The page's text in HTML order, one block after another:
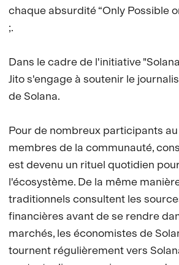
chaque absurdité “Only Possible
;.
Dans le cadre de l'initiative
Jito s'engage à soutenir le
de Solana.
Pour de nombreux participants
membres de la communauté,
est devenu un rituel quotidien
l'écosystème. De la même
traditionnels consultent les
financières avant de se rendre
marchés, les économistes de
tournent régulièrement vers